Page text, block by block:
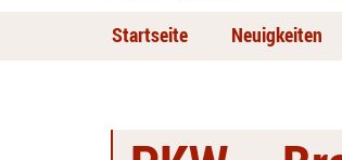
Startseite Neuigkeiten